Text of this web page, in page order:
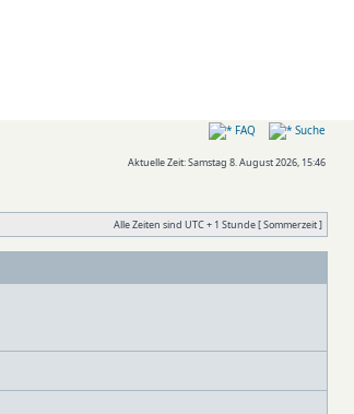
FAQ Suche
Aktuelle Zeit: Samstag 8. August 2026, 15:46
Alle Zeiten sind UTC + 1 Stunde [ Sommerzeit ]